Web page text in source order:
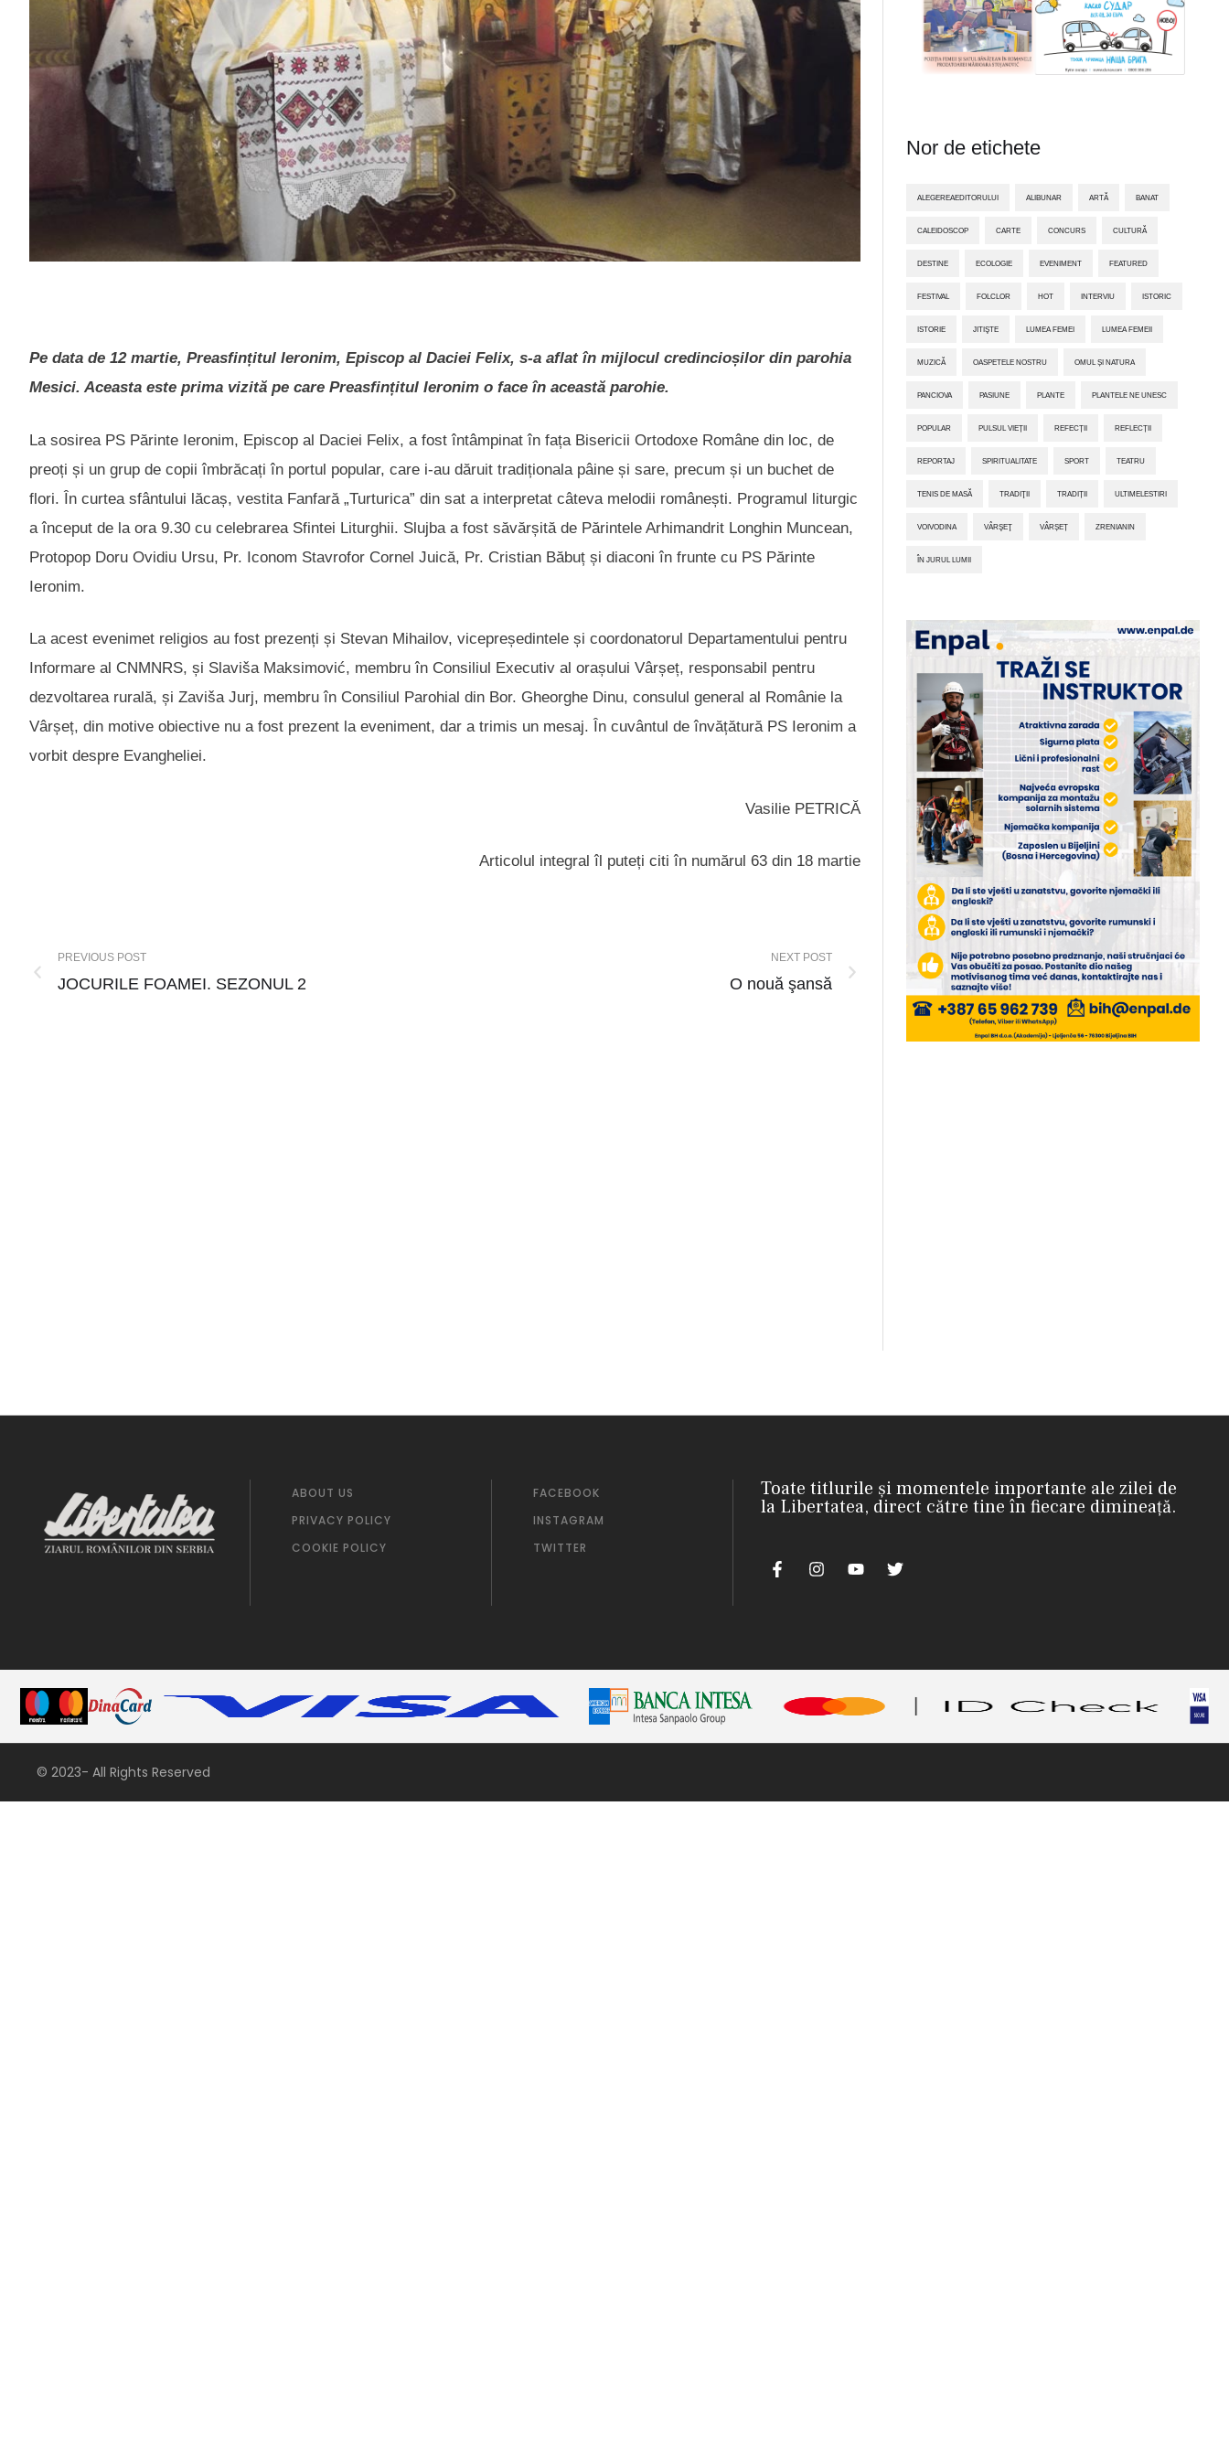
Pe data de 12 martie, Preasfințitul Ieronim, Episcop al Daciei Felix, s-a aflat în mijlocul credincioșilor din parohia
Mesici. Aceasta este prima vizită pe care Preasfințitul Ieronim o face în această parohie.
La sosirea PS Părinte Ieronim, Episcop al Daciei Felix, a fost întâmpinat în fața Bisericii Ortodoxe Române din loc, de
preoți și un grup de copii îmbrăcați în portul popular, care i-au dăruit tradiționala pâine și sare, precum și un buchet de
flori. În curtea sfântului lăcaș, vestita Fanfară „Turturica” din sat a interpretat câteva melodii românești. Programul liturgic
a început de la ora 9.30 cu celebrarea Sfintei Liturghii. Slujba a fost săvărșită de Părintele Arhimandrit Longhin Muncean,
Protopop Doru Ovidiu Ursu, Pr. Iconom Stavrofor Cornel Juică, Pr. Cristian Băbuț și diaconi în frunte cu PS Părinte
Ieronim.
La acest evenimet religios au fost prezenți și Stevan Mihailov, vicepreședintele și coordonatorul Departamentului pentru
Informare al CNMNRS, și Slaviša Maksimović, membru în Consiliul Executiv al orașului Vârșeț, responsabil pentru
dezvoltarea rurală, și Zaviša Jurj, membru în Consiliul Parohial din Bor. Gheorghe Dinu, consulul general al Românie la
Vârșeț, din motive obiective nu a fost prezent la eveniment, dar a trimis un mesaj. În cuvântul de învățătură PS Ieronim a
vorbit despre Evangheliei.
Vasilie PETRICĂ
Articolul integral îl puteți citi în numărul 63 din 18 martie
PREVIOUS POST
JOCURILE FOAMEI. SEZONUL 2
NEXT POST
O nouă şansă
Nor de etichete
ALEGEREAEDITORULUI ALIBUNAR ARTĂ BANAT
CALEIDOSCOP CARTE CONCURS CULTURĂ
DESTINE ECOLOGIE EVENIMENT FEATURED
FESTIVAL FOLCLOR HOT INTERVIU ISTORIC
ISTORIE JITIŞTE LUMEA FEMEI LUMEA FEMEII
MUZICĂ OASPETELE NOSTRU OMUL ȘI NATURA
PANCIOVA PASIUNE PLANTE PLANTELE NE UNESC
POPULAR PULSUL VIEȚII REFECȚII REFLECȚII
REPORTAJ SPIRITUALITATE SPORT TEATRU
TENIS DE MASĂ TRADIŢII TRADIȚII ULTIMELESTIRI
VOIVODINA VÂRŞEŢ VÂRȘEȚ ZRENIANIN
ÎN JURUL LUMII
ABOUT US
PRIVACY POLICY
COOKIE POLICY
FACEBOOK
INSTAGRAM
TWITTER
Toate titlurile și momentele importante ale zilei de
la Libertatea, direct către tine în fiecare dimineață.
© 2023- All Rights Reserved